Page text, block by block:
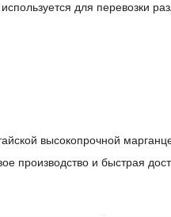
для перевозки
высокопрочной
производство и быстрая